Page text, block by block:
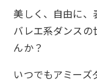
美しく、自由に、
バレエ系ダンスの
んか？
いつでもアミーズ